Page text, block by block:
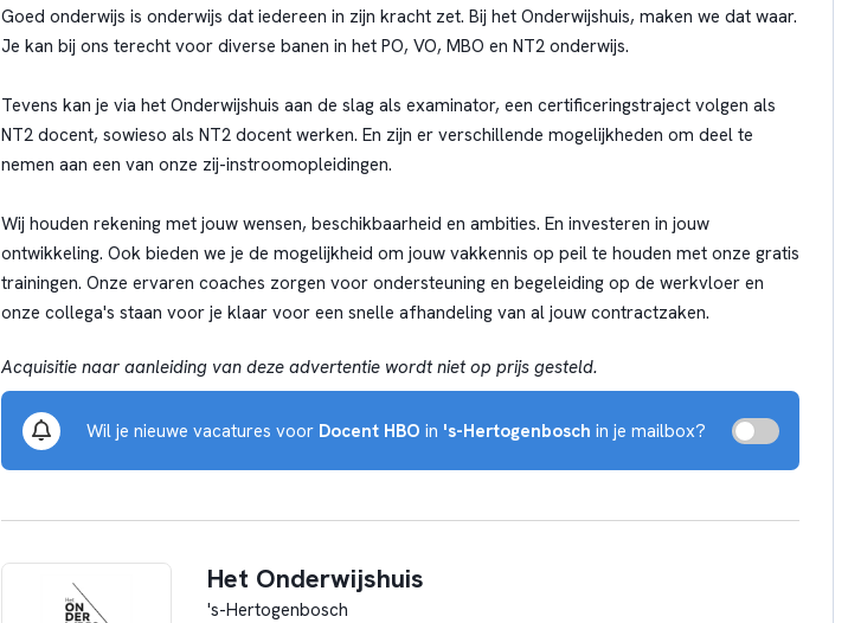
Goed onderwijs is onderwijs dat iedereen in zijn kracht zet. Bij het Onderwijshuis, maken we dat waar.
Je kan bij ons terecht voor diverse banen in het PO, VO, MBO en NT2 onderwijs.
Tevens kan je via het Onderwijshuis aan de slag als examinator, een certificeringstraject volgen als
NT2 docent, sowieso als NT2 docent werken. En zijn er verschillende mogelijkheden om deel te
nemen aan een van onze zij-instroomopleidingen.
Wij houden rekening met jouw wensen, beschikbaarheid en ambities. En investeren in jouw
ontwikkeling. Ook bieden we je de mogelijkheid om jouw vakkennis op peil te houden met onze gratis
trainingen. Onze ervaren coaches zorgen voor ondersteuning en begeleiding op de werkvloer en
onze collega's staan voor je klaar voor een snelle afhandeling van al jouw contractzaken.
Acquisitie naar aanleiding van deze advertentie wordt niet op prijs gesteld.
Wil je nieuwe vacatures voor Docent HBO in 's-Hertogenbosch in je mailbox?
Het Onderwijshuis
's-Hertogenbosch